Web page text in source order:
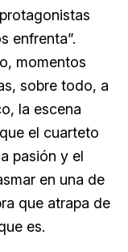
enfrenta”.
momentos
sobre todo, a
la escena
el cuarteto
pasión y el
en una de
que atrapa de
es.